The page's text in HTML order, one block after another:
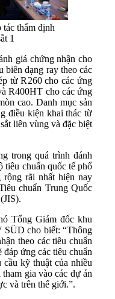
thẩm định
1
giá chứng nhận cho
biên dạng ray theo các
từ R260 cho các ứng
R400HT cho các ứng
cao. Danh mục sản
điều kiện khai thác từ
liên vùng và đặc biệt
trong quá trình đánh
tiêu chuẩn quốc tế phổ
rãi nhất hiện nay
chuẩn Trung Quốc
Tổng Giám đốc khu
cho biết: “Thông
theo các tiêu chuẩn
đáp ứng các tiêu chuẩn
cầu kỹ thuật của nhiều
gia vào các dự án
và trên thế giới.”.